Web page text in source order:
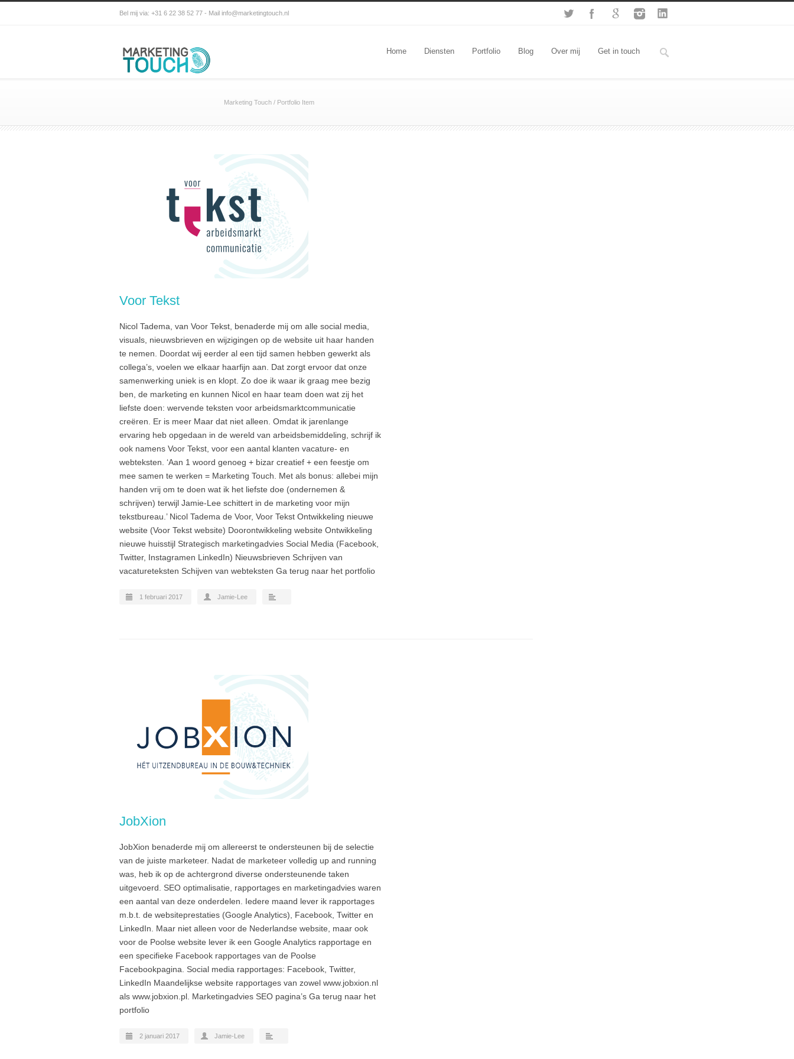
Bel mij via: +31 6 22 38 52 77 - Mail info@marketingtouch.nl
Home Diensten Portfolio Blog Over mij Get in touch
Marketing Touch / Portfolio Item
Voor Tekst
Nicol Tadema, van Voor Tekst, benaderde mij om alle social media,
visuals, nieuwsbrieven en wijzigingen op de website uit haar handen
te nemen. Doordat wij eerder al een tijd samen hebben gewerkt als
collega’s, voelen we elkaar haarfijn aan. Dat zorgt ervoor dat onze
samenwerking uniek is en klopt. Zo doe ik waar ik graag mee bezig
ben, de marketing en kunnen Nicol en haar team doen wat zij het
liefste doen: wervende teksten voor arbeidsmarktcommunicatie
creëren. Er is meer Maar dat niet alleen. Omdat ik jarenlange
ervaring heb opgedaan in de wereld van arbeidsbemiddeling, schrijf ik
ook namens Voor Tekst, voor een aantal klanten vacature- en
webteksten. ‘Aan 1 woord genoeg + bizar creatief + een feestje om
mee samen te werken = Marketing Touch. Met als bonus: allebei mijn
handen vrij om te doen wat ik het liefste doe (ondernemen &
schrijven) terwijl Jamie-Lee schittert in de marketing voor mijn
tekstbureau.’ Nicol Tadema de Voor, Voor Tekst Ontwikkeling nieuwe
website (Voor Tekst website) Doorontwikkeling website Ontwikkeling
nieuwe huisstijl Strategisch marketingadvies Social Media (Facebook,
Twitter, Instagramen LinkedIn) Nieuwsbrieven Schrijven van
vacatureteksten Schijven van webteksten Ga terug naar het portfolio
1 februari 2017 Jamie-Lee
JobXion
JobXion benaderde mij om allereerst te ondersteunen bij de selectie
van de juiste marketeer. Nadat de marketeer volledig up and running
was, heb ik op de achtergrond diverse ondersteunende taken
uitgevoerd. SEO optimalisatie, rapportages en marketingadvies waren
een aantal van deze onderdelen. Iedere maand lever ik rapportages
m.b.t. de websiteprestaties (Google Analytics), Facebook, Twitter en
LinkedIn. Maar niet alleen voor de Nederlandse website, maar ook
voor de Poolse website lever ik een Google Analytics rapportage en
een specifieke Facebook rapportages van de Poolse
Facebookpagina. Social media rapportages: Facebook, Twitter,
LinkedIn Maandelijkse website rapportages van zowel www.jobxion.nl
als www.jobxion.pl. Marketingadvies SEO pagina’s Ga terug naar het
portfolio
2 januari 2017 Jamie-Lee